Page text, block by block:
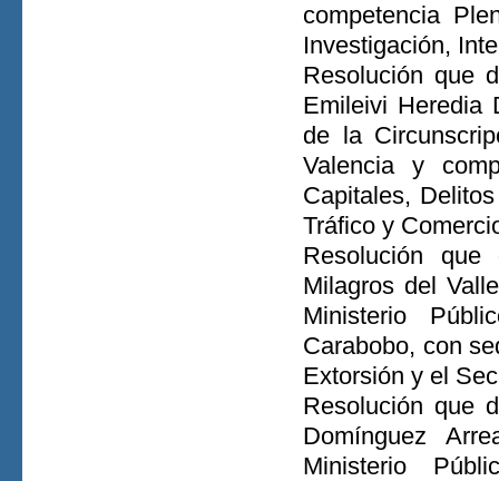
competencia
Investigación,
Resolución que
Emileivi Heredia
de la
Valencia y
Capitales,
Tráfico y
Resolución que
Milagros del
Ministerio
Carabobo, con
Extorsión y el
Resolución que
Domínguez
Ministerio